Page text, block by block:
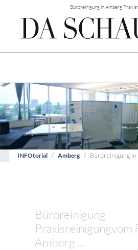
Büroreinigung in Amberg
INFOtorial Amberg
Büroreinigung in
Büroreinigung
Praxisreinigungvom
Amberg ...